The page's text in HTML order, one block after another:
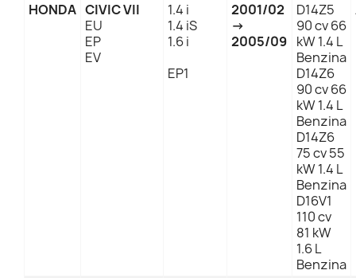
HONDA CIVIC VII
EU
EP
EV
1.4 i
1.4 iS
1.6 i
EP1
2001/02
→
2005/09
D14Z5
90 cv 66
kW 1.4 L
Benzina
D14Z6
90 cv 66
kW 1.4 L
Benzina
D14Z6
75 cv 55
kW 1.4 L
Benzina
D16V1
110 cv
81 kW
1.6 L
Benzina